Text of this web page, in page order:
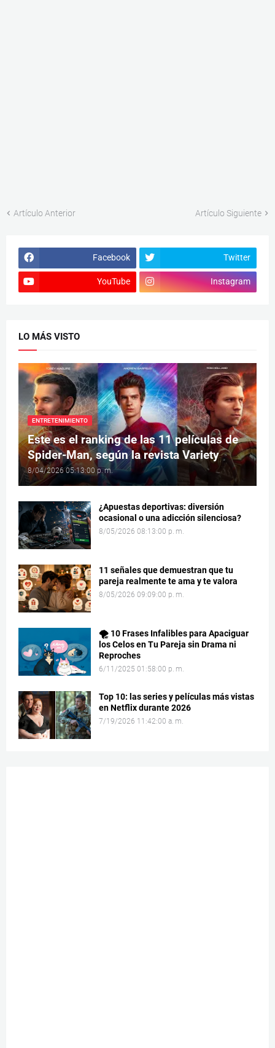
Artículo Anterior Artículo Siguiente
Facebook Twitter
YouTube Instagram
LO MÁS VISTO
ENTRETENIMIENTO
Este es el ranking de las 11 películas de
Spider-Man, según la revista Variety
8/04/2026 05:13:00 p. m.
¿Apuestas deportivas: diversión
ocasional o una adicción silenciosa?
8/05/2026 08:13:00 p. m.
11 señales que demuestran que tu
pareja realmente te ama y te valora
8/05/2026 09:09:00 p. m.
🌪️ 10 Frases Infalibles para Apaciguar
los Celos en Tu Pareja sin Drama ni
Reproches
6/11/2025 01:58:00 p. m.
Top 10: las series y películas más vistas
en Netflix durante 2026
7/19/2026 11:42:00 a. m.